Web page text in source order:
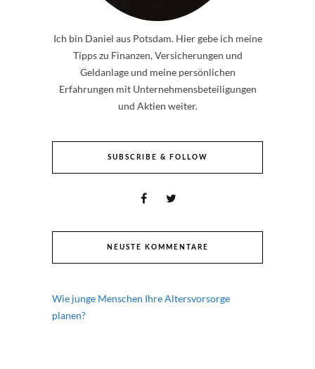
Ich bin Daniel aus Potsdam. Hier gebe ich meine
Tipps zu Finanzen, Versicherungen und
Geldanlage und meine persönlichen
Erfahrungen mit Unternehmensbeteiligungen
und Aktien weiter.
SUBSCRIBE & FOLLOW
NEUSTE KOMMENTARE
Wie junge Menschen Ihre Altersvorsorge
planen?